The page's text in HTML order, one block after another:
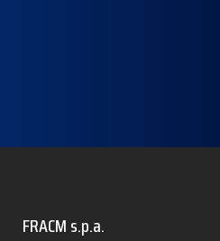
FRACM s.p.a.